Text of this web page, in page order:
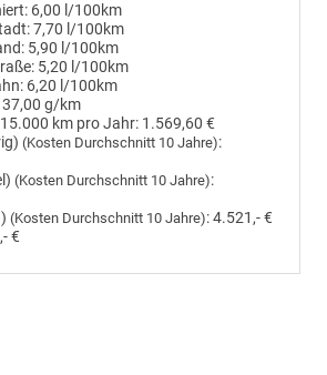
6,00 l/100km
7,70 l/100km
5,90 l/100km
5,20 l/100km
6,20 l/100km
g/km
km pro Jahr: 1.569,60 €
(Kosten Durchschnitt 10 Jahre):
(Kosten Durchschnitt 10 Jahre):
(Kosten Durchschnitt 10 Jahre):4.521,- €
€